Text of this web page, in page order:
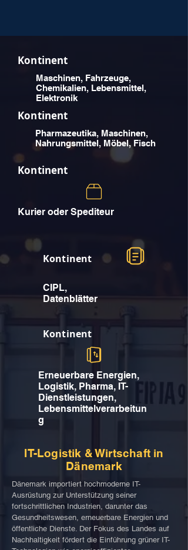
Kontinent
Maschinen, Fahrzeuge,
Chemikalien, Lebensmittel,
Elektronik
Kontinent
Pharmazeutika, Maschinen,
Nahrungsmittel, Möbel, Fisch
Kontinent
Kurier oder Spediteur
Kontinent
CIPL,
Datenblätter
Kontinent
Erneuerbare Energien,
Logistik, Pharma, IT-
Dienstleistungen,
Lebensmittelverarbeitun
g
IT-Logistik & Wirtschaft in
Dänemark
Dänemark importiert hochmoderne IT-
Ausrüstung zur Unterstützung seiner
fortschrittlichen Industrien, darunter das
Gesundheitswesen, erneuerbare Energien und
öffentliche Dienste. Der Fokus des Landes auf
Nachhaltigkeit fördert die Einführung grüner IT-